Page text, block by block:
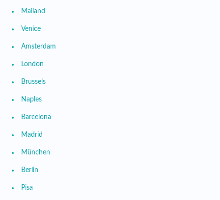
Mailand
Venice
Amsterdam
London
Brussels
Naples
Barcelona
Madrid
München
Berlin
Pisa